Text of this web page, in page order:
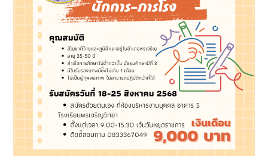
รับ
เลือก
เป็น
ลูกจ้าง
ชั่วคราว
ราย
เดือน